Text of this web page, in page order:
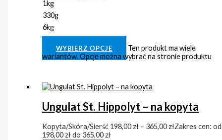
1kg
330g
6kg
Clear
WYBIERZ OPCJE
Ten produkt ma wiele
wariantów. Opcje można wybrać na stronie produktu
Ungulat St. Hippolyt – na kopyta
Kopyta/Skóra/Sierść 198,00 zł – 365,00 złZakres cen: od
198,00 zł do 365,00 zł